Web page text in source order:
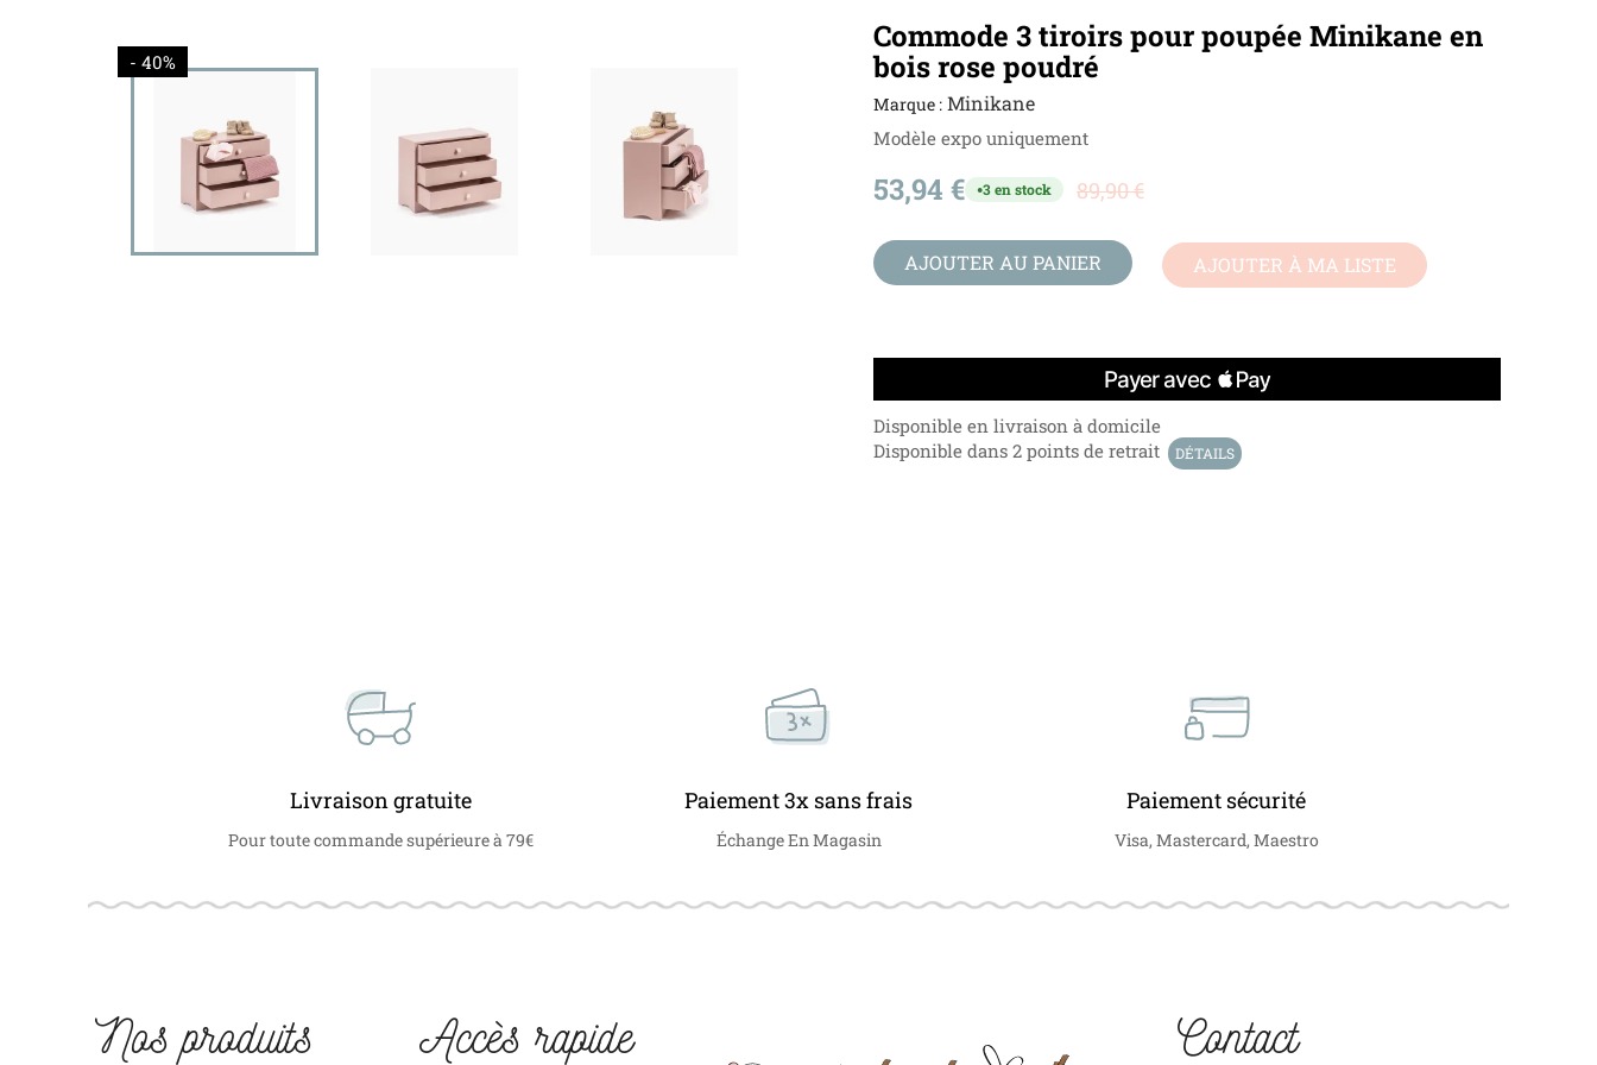
- 40%
Commode 3 tiroirs pour poupée Minikane en
bois rose poudré
Marque : Minikane
Modèle expo uniquement
53,94 € ●3 en stock 89,90 €
AJOUTER AU PANIER AJOUTER À MA LISTE
Disponible en livraison à domicile
Disponible dans 2 points de retrait
DÉTAILS
Livraison gratuite
Pour toute commande supérieure à 79€
Paiement 3x sans frais
Échange En Magasin
Paiement sécurité
Visa, Mastercard, Maestro
Nos produits Accès rapide Contact